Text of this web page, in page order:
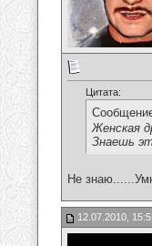
Цитата:
Женская
Знаешь
Не
12.07.2010,